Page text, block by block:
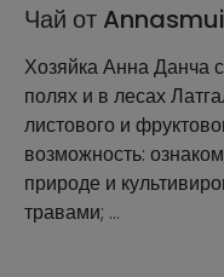
Чай от
Хозяйка Анна Данча
полях и в лесах
листового и
возможность:
природе и
травами; …